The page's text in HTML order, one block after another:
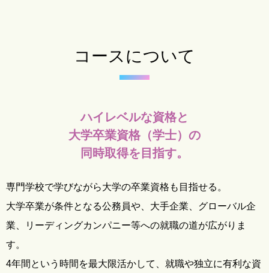
コースについて
ハイレベルな資格と
大学卒業資格（学士）の
同時取得を目指す。
専門学校で学びながら大学の卒業資格も目指せる。
大学卒業が条件となる公務員や、大手企業、グローバル企
業、リーディングカンパニー等への就職の道が広がりま
す。
4年間という時間を最大限活かして、就職や独立に有利な資